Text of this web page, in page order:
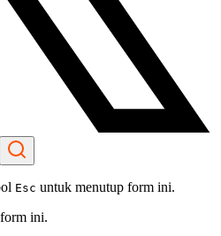
Esc untuk menutup form ini.
ini.